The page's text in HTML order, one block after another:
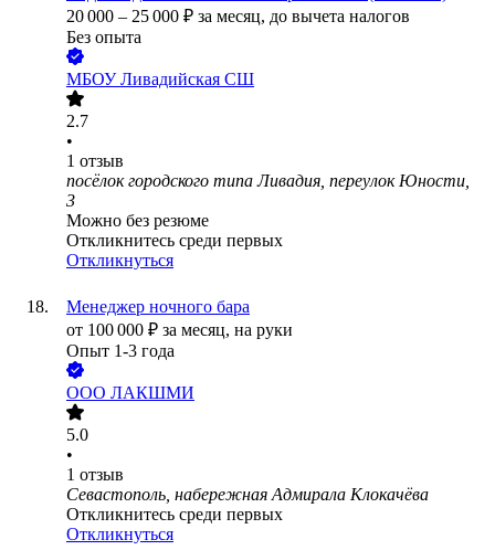
20 000 – 25 000 ₽ за месяц, до вычета налогов
Без опыта
МБОУ Ливадийская СШ
2.7
•
1 отзыв
посёлок городского типа Ливадия, переулок Юности,
3
Можно без резюме
Откликнитесь среди первых
Откликнуться
Менеджер ночного бара
от 100 000 ₽ за месяц, на руки
Опыт 1-3 года
ООО ЛАКШМИ
5.0
•
1 отзыв
Севастополь, набережная Адмирала Клокачёва
Откликнитесь среди первых
Откликнуться